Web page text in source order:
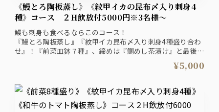
《鰻とろ陶板蒸し》《紋甲イカの昆布〆入り刺身4
種》コース ２H飲放付5000円※3名様～
鰻も刺身も食べるならこのコース！
『鰻とろ陶板蒸し』『紋甲イカ昆布〆入り刺身4種盛り合わ
せ』！『前菜皿鉢７種』、締めは『鯛めし茶漬け』と最後ま
ザ・プレミアム・モルツ入り２時間飲み放題付きプラン
¥5,000